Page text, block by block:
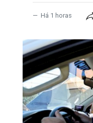
Há 1 horas